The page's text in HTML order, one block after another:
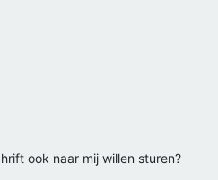
ook naar mij willen sturen?